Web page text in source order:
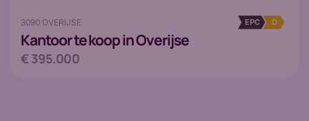
3090 OVERIJSE
Kantoorte koop in Overijse
EPC D
€ 395.000